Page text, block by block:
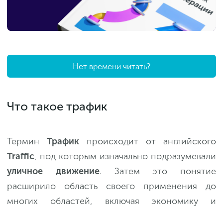
Нет времени читать?
Что такое трафик
Термин Трафик происходит от английского
Traffic, под которым изначально подразумевали
уличное движение. Затем это понятие
расширило область своего применения до
многих областей, включая экономику и